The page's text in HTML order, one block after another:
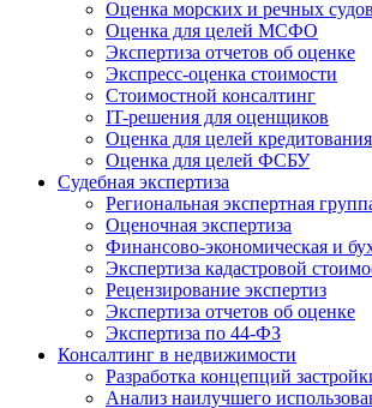
Оценка морских и речных судов
Оценка для целей МСФО
Экспертиза отчетов об оценке
Экспресс-оценка стоимости
Стоимостной консалтинг
IT-решения для оценщиков
Оценка для целей кредитования
Оценка для целей ФСБУ
Судебная экспертиза
Региональная экспертная
Оценочная экспертиза
Финансово-экономическая и
Экспертиза кадастровой
Рецензирование экспертиз
Экспертиза отчетов об оценке
Экспертиза по 44-ФЗ
Консалтинг в недвижимости
Разработка концепций
Анализ наилучшего